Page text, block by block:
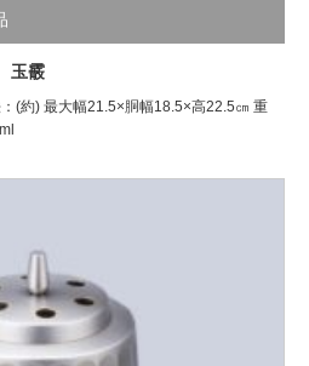
玉霰
(約) 最大幅21.5×胴幅18.5×高22.5㎝ 重